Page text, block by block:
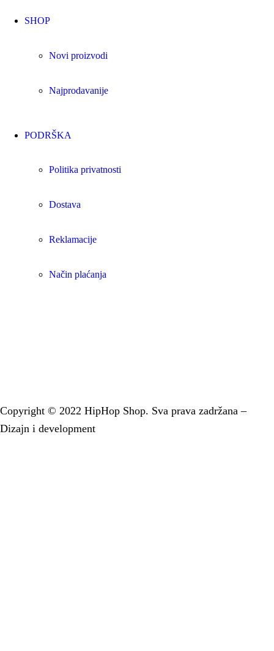
SHOP
Novi proizvodi
Najprodavanije
PODRŠKA
Politika privatnosti
Dostava
Reklamacije
Način plaćanja
Copyright © 2022 HipHop Shop. Sva prava zadržana –
Dizajn i development